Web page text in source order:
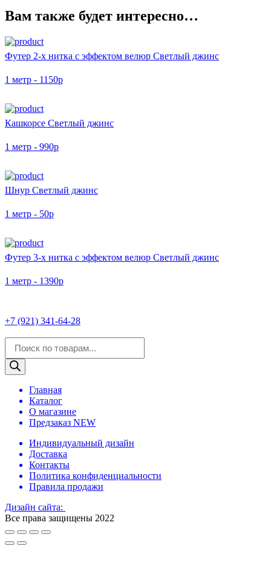
Вам также будет интересно…
Футер 2-х нитка с эффектом велюр Светлый джинс
1 метр - 1150р
Кашкорсе Светлый джинс
1 метр - 990р
Шнур Светлый джинс
1 метр - 50р
Футер 3-х нитка с эффектом велюр Светлый джинс
1 метр - 1390р
+7 (921) 341-64-28
товаров
Главная
Каталог
О магазине
Предзаказ NEW
Индивидуальный дизайн
Доставка
Контакты
Политика конфиденциальности
Правила продажи
Дизайн сайта:
Все права защищены 2022